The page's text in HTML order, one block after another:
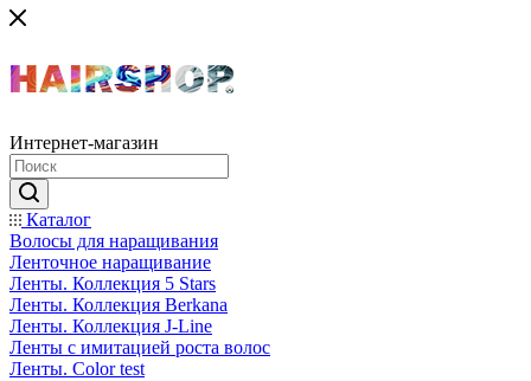
Интернет-магазин
Каталог
Волосы для наращивания
Ленточное наращивание
Ленты. Коллекция 5 Stars
Ленты. Коллекция Berkana
Ленты. Коллекция J-Line
Ленты с имитацией роста волос
Ленты. Color test